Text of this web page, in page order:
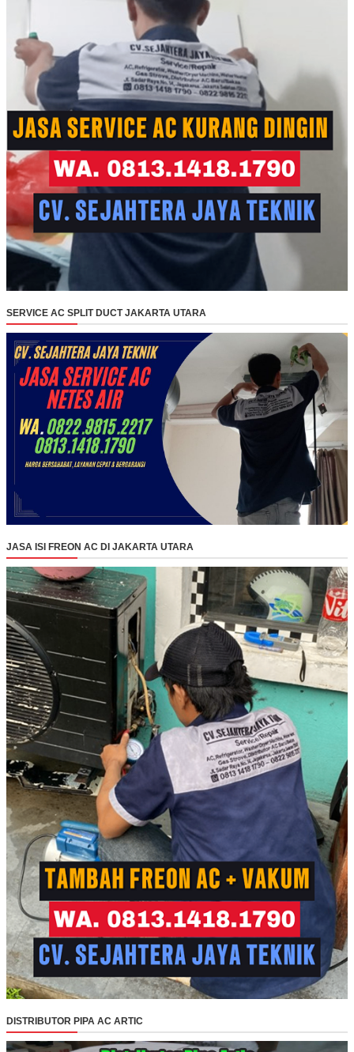
SERVICE AC SPLIT DUCT JAKARTA UTARA
JASA ISI FREON AC DI JAKARTA UTARA
DISTRIBUTOR PIPA AC ARTIC